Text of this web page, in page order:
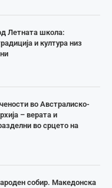
Летната школа:
и култура низ
во Австралиско-
– верата и
во срцето на
собир. Македонска